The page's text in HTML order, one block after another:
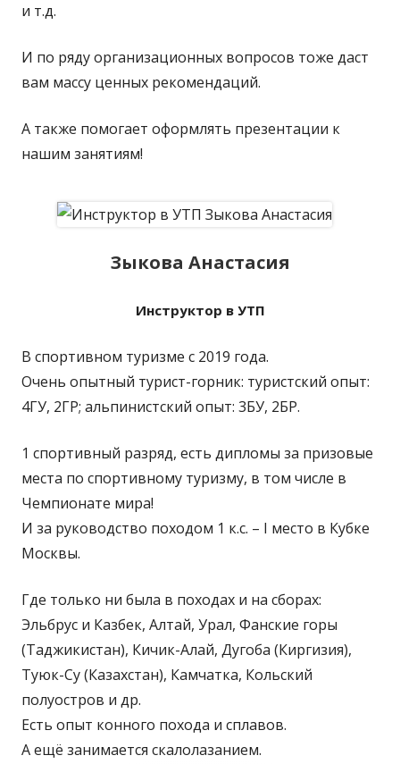
и т.д.
И по ряду организационных вопросов тоже даст
вам массу ценных рекомендаций.
А также помогает оформлять презентации к
нашим занятиям!
Зыкова Анастасия
Инструктор в УТП
В спортивном туризме с 2019 года.
Очень опытный турист-горник: туристский опыт:
4ГУ, 2ГР; альпинистский опыт: 3БУ, 2БР.
1 спортивный разряд, есть дипломы за призовые
места по спортивному туризму, в том числе в
Чемпионате мира!
И за руководство походом 1 к.с. – I место в Кубке
Москвы.
Где только ни была в походах и на сборах:
Эльбрус и Казбек, Алтай, Урал, Фанские горы
(Таджикистан), Кичик-Алай, Дугоба (Киргизия),
Туюк-Су (Казахстан), Камчатка, Кольский
полуостров и др.
Есть опыт конного похода и сплавов.
А ещё занимается скалолазанием.